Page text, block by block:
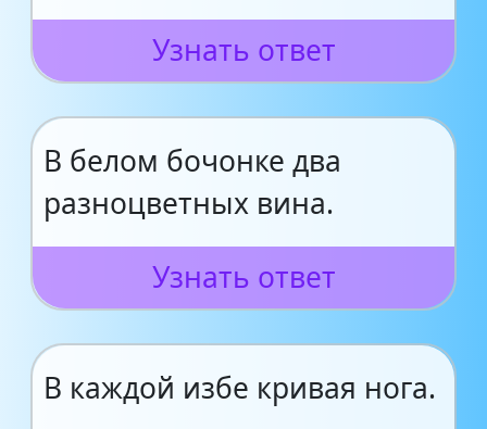
Узнать ответ
В белом бочонке два
разноцветных вина.
Узнать ответ
В каждой избе кривая нога.